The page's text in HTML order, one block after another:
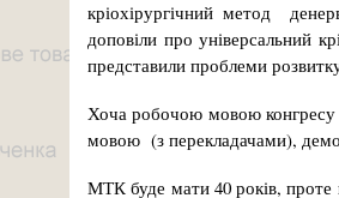
кріохірургічний метод
доповіли про універсальний
представили проблеми
Хоча робочою мовою конгресу
мовою (з перекладачами),
МТК буде мати 40 років, проте